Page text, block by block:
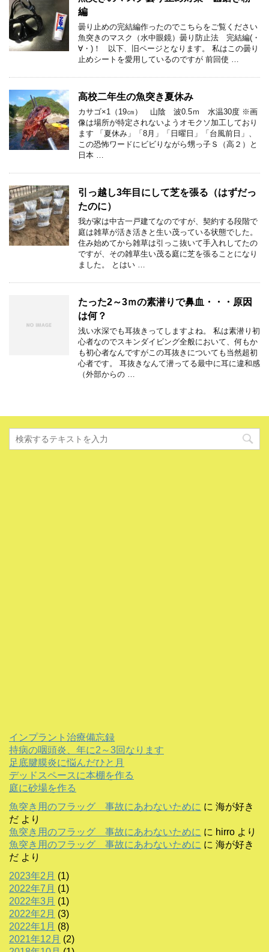
編
曇り止めの完結編作ったのでこちらをご覧ください
魚突きのマスク（水中眼鏡）曇り防止法 完結編(・
∀・)！ 以下、旧ページとなります。 私はこの曇り
止めシートを愛用しているのですが 前回使 …
高校二年生の魚突き夏休み
カサゴ×1（19㎝） 山陰 波0.5ｍ 水温30度 ※画
像は場所が特定されないようオモクソ加工しており
ます 「夏休み」「8月」「日曜日」「台風前日」、
この恐怖ワードにビビりながら甥っ子Ｓ（高２）と
日本 …
引っ越し3年目にして芝を張る（はずだっ
たのに）
我が家は中古一戸建てなのですが、契約する段階で
庭は雑草が活き活きと生い茂っている状態でした。
住み始めてから雑草は引っこ抜いて手入れしてたの
ですが、その雑草生い茂る庭に芝を張ることになり
ました。 とはい …
たった2～3ｍの素潜りで鼻血・・・原因
は何？
浅い水深でも耳抜きってしますよね。 私は素潜り初
心者なのでスキンダイビング全般において、何もか
も初心者なんですがこの耳抜きについても当然超初
心者です。 耳抜きなんて潜ってる最中に耳に違和感
（外部からの …
インプラント治療備忘録
持病の咽頭炎、年に2～3回なります
足底腱膜炎に悩んだひと月
デッドスペースに本棚を作る
庭に砂場を作る
魚突き用のフラッグ 事故にあわないために に 海が好き
だ より
魚突き用のフラッグ 事故にあわないために に hirro より
魚突き用のフラッグ 事故にあわないために に 海が好き
だ より
2023年2月 (1)
2022年7月 (1)
2022年3月 (1)
2022年2月 (3)
2022年1月 (8)
2021年12月 (2)